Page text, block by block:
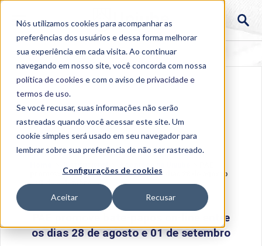
Nós utilizamos cookies para acompanhar as
preferências dos usuários e dessa forma melhorar
sua experiência em cada visita. Ao continuar
navegando em nosso site, você concorda com nossa
política de cookies e com o aviso deprivacidade e
termos de uso.
Se você recusar, suas informações não serão
rastreadas quando você acessar este site. Um
cookie simples será usado em seu navegador para
lembrar sobre sua preferência de não ser rastreado.
Configurações de cookies
Aceitar Recusar
promove bate-papos on-line entre os dias 28 de agosto
e 01 de setembro
PAE promove bate-papos on-line entre
os dias 28 de agosto e 01 de setembro